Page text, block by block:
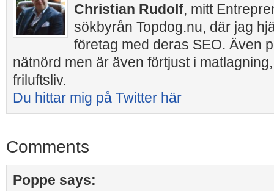
Christian Rudolf, mitt
sökbyrån Topdog.nu, där jag
företag med deras SEO. Även
nätnörd men är även förtjust i
friluftsliv.
Du hittar mig på Twitter här
Comments
Poppe says: